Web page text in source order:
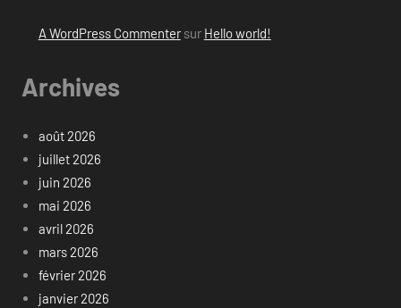
A WordPress Commentersur Hello world!
Archives
août 2026
juillet 2026
juin 2026
mai 2026
avril 2026
mars 2026
février 2026
janvier 2026